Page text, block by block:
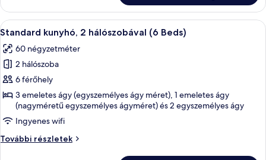
közös
fürdőszoba
ágy,
közös
fürdőszoba
részletei
A
következő
szoba
összes
képének
megtekintése:
Standard
kunyhó,
2
Egy modern nappali, melynek
7
Standard kunyhó, 2 hálószobával (6 Beds)
60 négyzetméter
2 hálószoba
6 férőhely
3 emeletes ágy (egyszemélyes ágy méret), 1 emeletes ágy
(nagyméretű egyszemélyes ágyméret) és 2 egyszemélyes ágy
Ingyenes wifi
További részletek
Standard